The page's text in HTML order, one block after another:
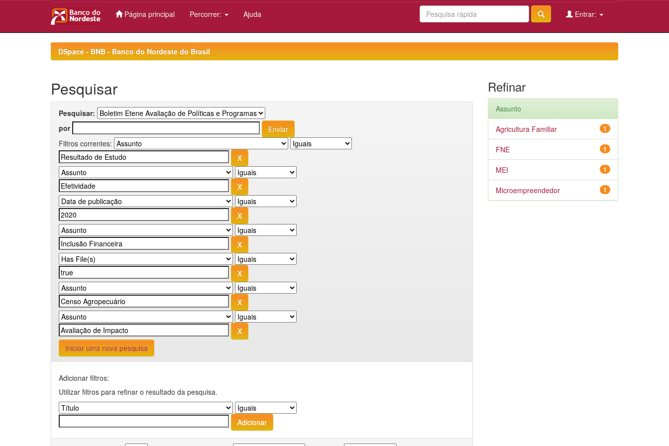
Página principal Percorrer: Ajuda Entrar:
DSpace - BNB - Banco do Nordeste do Brasil
Pesquisar
Pesquisar:
por
Filtros correntes:
Iniciar uma nova pesquisa
Adicionar filtros:
Utilizar filtros para refinar o resultado da pesquisa.
Refinar
Assunto
1
Agricultura Familiar
1
FNE
1
MEI
1
Microempreendedor